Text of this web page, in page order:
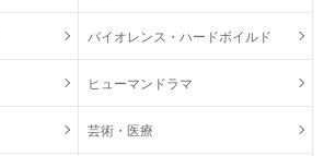
バイオレンス・ハードボイルド
ヒューマンドラマ
芸術・医療